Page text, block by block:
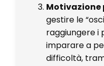
Motivazione
gestire le
raggiungere i
imparare a
difficoltà,